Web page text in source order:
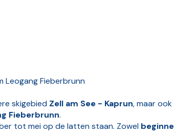
Leogang Fieberbrunn
skigebied Zell am See - Kaprun, maar
Fieberbrunn.
tot mei op de latten staan. Zowel